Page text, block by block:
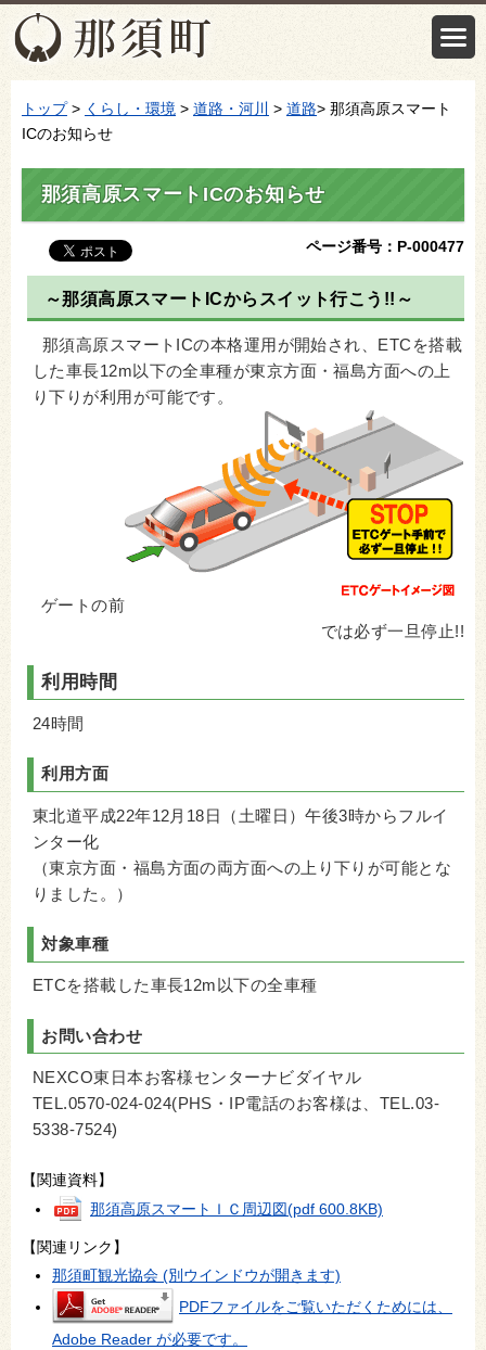
トップ> くらし・環境 > 道路・河川 > 道路> 那須高原スマート
ICのお知らせ
那須高原スマートICのお知らせ
ページ番号：P-000477
～那須高原スマートICからスイット行こう!!～
那須高原スマートICの本格運用が開始され、ETCを搭載
した車長12m以下の全車種が東京方面・福島方面への上
り下りが利用が可能です。
ゲートの前
では必ず一旦停止!!
利用時間
24時間
利用方面
東北道平成22年12月18日（土曜日）午後3時からフルイ
ンター化
（東京方面・福島方面の両方面への上り下りが可能とな
りました。）
対象車種
ETCを搭載した車長12m以下の全車種
お問い合わせ
NEXCO東日本お客様センターナビダイヤル
TEL.0570-024-024(PHS・IP電話のお客様は、TEL.03-
5338-7524)
【関連資料】
那須高原スマートＩＣ周辺図(pdf 600.8KB)
【関連リンク】
那須町観光協会 (別ウインドウが開きます)
PDFファイルをご覧いただくためには、
Adobe Reader が必要です。